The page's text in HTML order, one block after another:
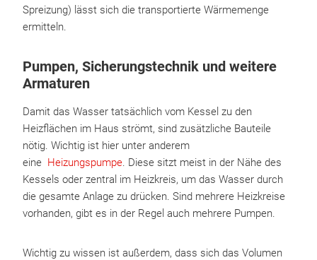
Spreizung) lässt sich die transportierte Wärmemenge
ermitteln.
Pumpen, Sicherungstechnik und weitere
Armaturen
Damit das Wasser tatsächlich vom Kessel zu den
Heizflächen im Haus strömt, sind zusätzliche Bauteile
nötig. Wichtig ist hier unter anderem
eine Heizungspumpe. Diese sitzt meist in der Nähe des
Kessels oder zentral im Heizkreis, um das Wasser durch
die gesamte Anlage zu drücken. Sind mehrere Heizkreise
vorhanden, gibt es in der Regel auch mehrere Pumpen.
Wichtig zu wissen ist außerdem, dass sich das Volumen